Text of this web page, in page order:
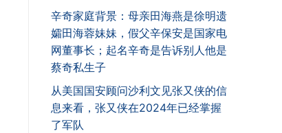
辛奇家庭背景：母亲田海燕是徐明遗
孀田海蓉妹妹，假父辛保安是国家电
网董事长；起名辛奇是告诉别人他是
蔡奇私生子
从美国国安顾问沙利文见张又侠的信
息来看，张又侠在2024年已经掌握
了军队